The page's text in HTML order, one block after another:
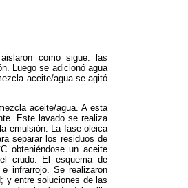
como sigue: las
Luego se adicionó agua
aceite/agua se agitó
aceite/agua. A esta
Este lavado se realiza
emulsión. La fase oleica
separar los residuos de
obteniéndose un aceite
crudo. El esquema de
infrarrojo. Se realizaron
y entre soluciones de las